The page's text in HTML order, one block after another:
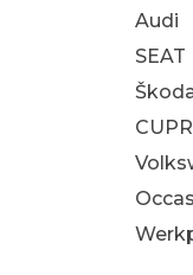
Audi
SEAT